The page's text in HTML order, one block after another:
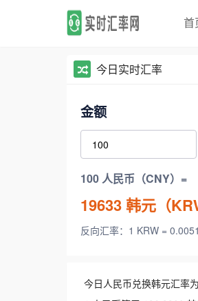
首
今日实时汇率
金额
100 人民币（CNY）=
19633韩元（
反向汇率：1 KRW =
今日人民币兑换韩元汇率为